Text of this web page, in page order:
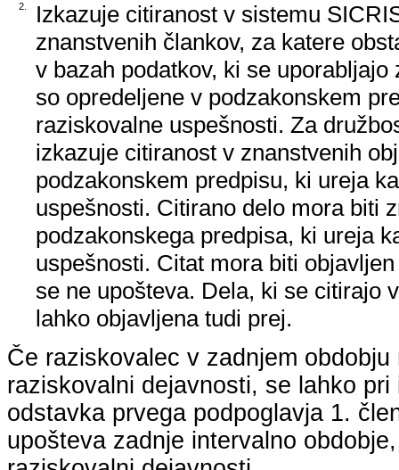
2.
Izkazuje citiranost v sistemu
znanstvenih člankov, za katere
v bazah podatkov, ki se
so opredeljene v podzakonskem
raziskovalne uspešnosti. Za
izkazuje citiranost v znanstvenih
podzakonskem predpisu, ki ureja
uspešnosti. Citirano delo mora biti
podzakonskega predpisa, ki ureja
uspešnosti. Citat mora biti
se ne upošteva. Dela, ki se citirajo
lahko objavljena tudi prej.
Če raziskovalec v zadnjem
raziskovalni dejavnosti, se lahko
odstavka prvega podpoglavja 1.
upošteva zadnje intervalno